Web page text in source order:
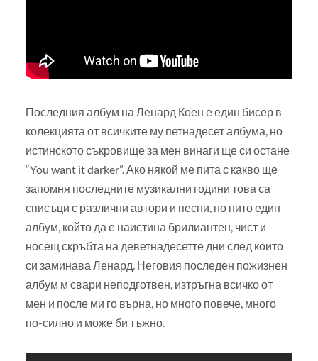
Последния албум на Ленард Коен е един бисер в
колекцията от всичките му петнадесет албума, но
истинското съкровище за мен винаги ще си остане
“You want it darker”. Ако някой ме пита с какво ще
запомня последните музикални години това са
списъци с различни автори и песни, но нито един
албум, който да е наистина брилиантен, чист и
носещ скръбта на деветнадесетте дни след които
си заминава Ленард. Неговия последен пожизнен
албум м свари неподготвен, изтръгна всичко от
мен и после ми го върна, но много повече, много
по-силно и може би тъжно.